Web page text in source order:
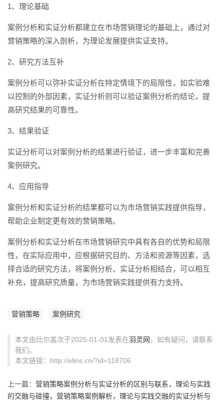
1、理论基础
案例分析和实证分析都建立在市场营销理论的基础上，通过对
营销策略的深入剖析，为理论发展提供实证支持。
2、研究方法互补
案例分析可以弥补实证分析在特定情境下的局限性，如实验难
以控制的外部因素，实证分析则可以验证案例分析的结论，提
高研究结果的可靠性。
3、结果验证
实证分析可以对案例分析的结果进行验证，进一步丰富和完善
案例研究。
4、应用指导
案例分析和实证分析的结果都可以为市场营销实践提供指导，
帮助企业制定更有效的营销策略。
案例分析和实证分析在市场营销研究中具有各自的优势和局限
性，在实际应用中，应根据研究目的、方法和资源等因素，选
择合适的研究方法，将案例分析、实证分析相结合，可以相互
补充，提高研究质量，为市场营销实践提供有力支持。
营销策略 案例研究
本文由比尔盖次于2025-01-01发表在羽灵网 ，如有疑问，请联系
我们。
本文链接：http://elins.cn/?id=118706
上一篇： 营销策略案例分析与实证分析的区别与联系，理论与实践
的交融与碰撞，营销策略案例解析，理论与实践交融的实证分析与